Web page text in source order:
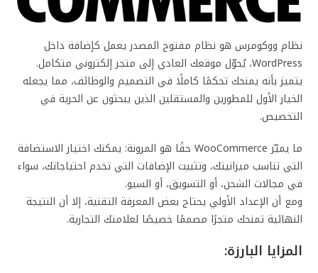
نظام ووكومرس هو نظام مفتوح المصدر يعمل كإضافة داخل
WordPress، يُحوّل موقعك العادي إلى متجر إلكتروني متكامل.
يتميز بأنه يمنحك تحكمًا كاملًا في التصميم والوظائف، مما يجعله
الخيار الأول للمطورين والمستقلين الذين يبحثون عن الحرية في
التخصيص.
ما يميّز WooCommerce حقًا هو المرونة: يمكنك اختيار الاستضافة
التي تناسب ميزانيتك، وتثبيت الإضافات التي تخدم احتياجاتك، سواء
في مجالات الشحن، أو التسويق، أو السيو.
ومع أن الإعداد الأولي يحتاج بعض المعرفة التقنية، إلا أن النتيجة
النهائية تمنحك متجرًا مصممًا خصيصًا لعلامتك التجارية.
المزايا البارزة: